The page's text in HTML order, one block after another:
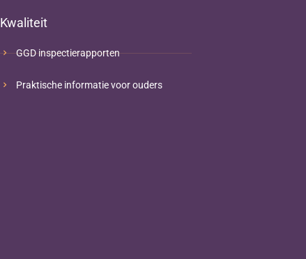
Kwaliteit
GGD inspectierapporten
Praktische informatie voor ouders